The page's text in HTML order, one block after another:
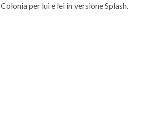
Colonia per lui e lei in versione Splash.